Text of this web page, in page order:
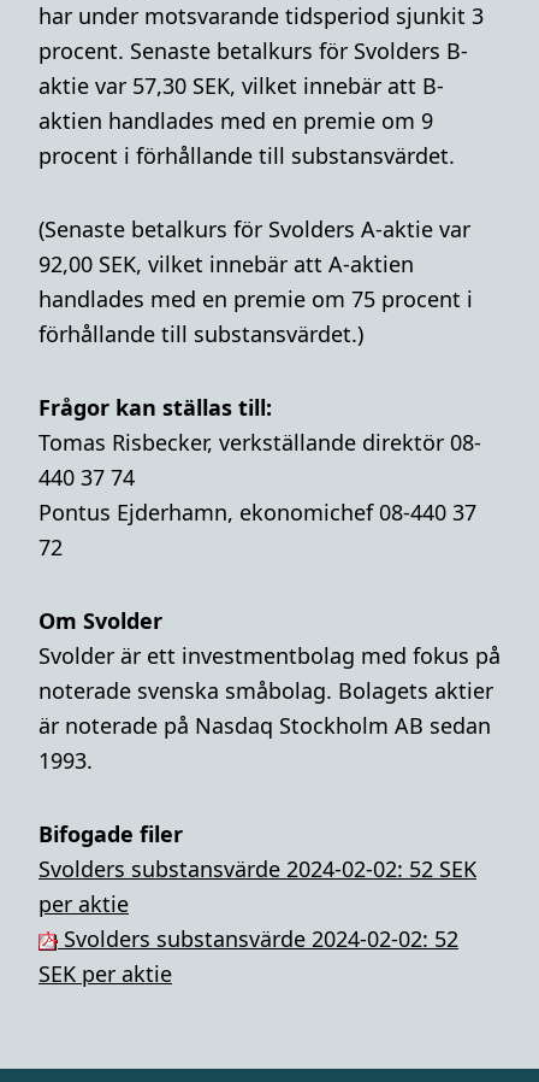
har under motsvarande tidsperiod sjunkit 3
procent. Senaste betalkurs för Svolders B-
aktie var 57,30 SEK, vilket innebär att B-
aktien handlades med en premie om 9
procent i förhållande till substansvärdet.
(Senaste betalkurs för Svolders A-aktie var
92,00 SEK, vilket innebär att A-aktien
handlades med en premie om 75 procent i
förhållande till substansvärdet.)
Frågor kan ställas till:
Tomas Risbecker, verkställande direktör 08-
440 37 74
Pontus Ejderhamn, ekonomichef 08-440 37
72
Om Svolder
Svolder är ett investmentbolag med fokus på
noterade svenska småbolag. Bolagets aktier
är noterade på Nasdaq Stockholm AB sedan
1993.
Bifogade filer
Svolders substansvärde 2024-02-02: 52 SEK
per aktie
Svolders substansvärde 2024-02-02: 52
SEK per aktie